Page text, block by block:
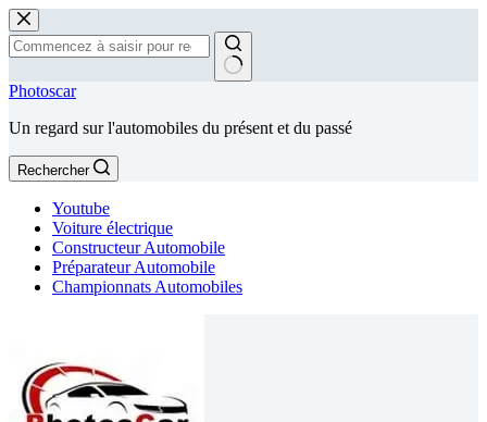
Passer
au
contenu
Aucun
Photoscar
Un regard sur l'automobiles du présent et du passé
Rechercher
Youtube
Voiture électrique
Constructeur Automobile
Préparateur Automobile
Championnats Automobiles